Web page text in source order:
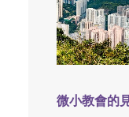
微小教會的